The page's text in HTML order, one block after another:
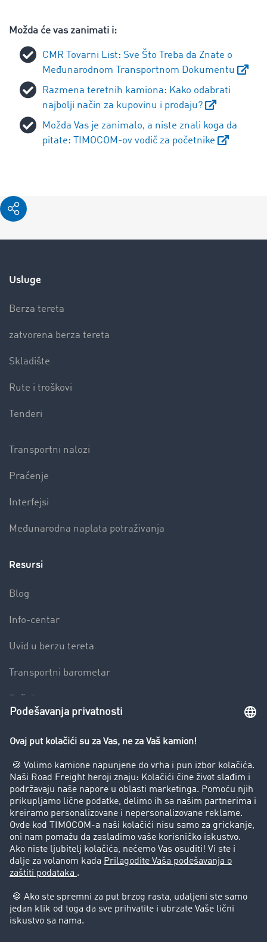
Možda će vas zanimati i:
CMR Tovarni List: Sve Što Treba da Znate o
Međunarodnom Transportnom Dokumentu
Razmena teretnih kamiona: Kako odabrati
najbolji način za kupovinu i prodaju?
Možda Vas je zanimalo, a niste znali koga da
pitate: TIMOCOM-ov vodič za početnike
Usluge
Berza tereta
zatvorena berza tereta
Skladište
Rute i troškovi
Tenderi
Transportni nalozi
Praćenje
Interfejsi
Međunarodna naplata potraživanja
Resursi
Blog
Info-centar
Uvid u berzu tereta
Transportni barometar
Preduzeće
Uspešne priče
Korisnici preporučuju korisnike
Pravna pitanja
Impressum
Opšti uslovi korišćenja
Zaštita podataka